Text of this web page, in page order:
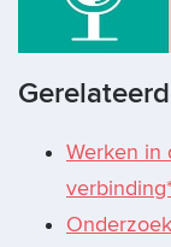
Werken in